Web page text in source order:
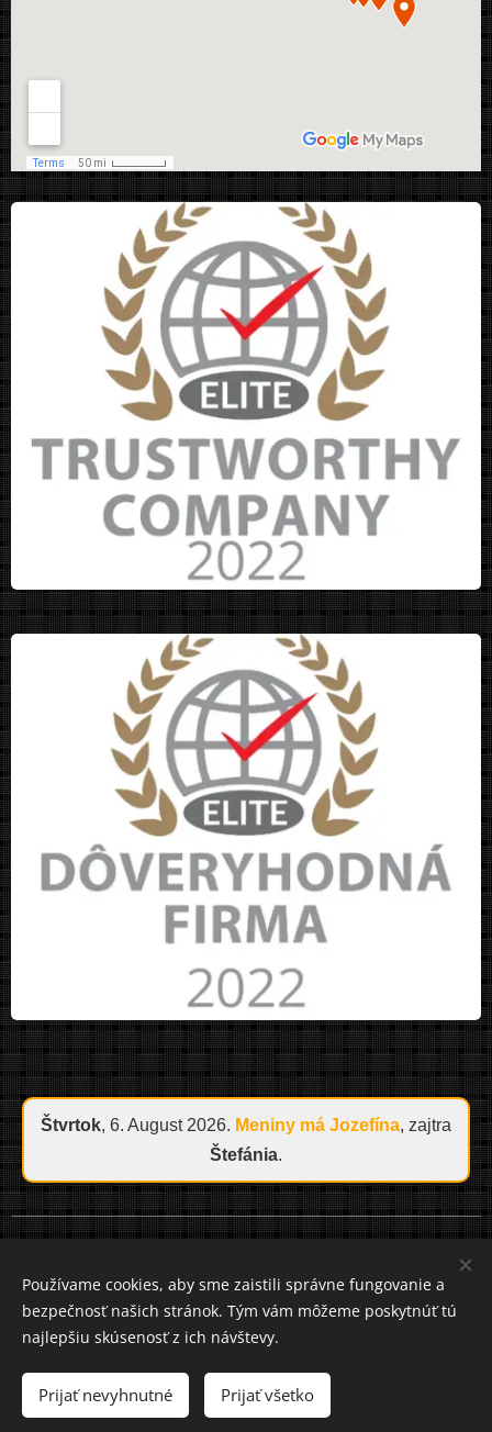
Štvrtok, 6. August 2026. Meniny má Jozefína, zajtra
Štefánia.
Cookies
Jazyky
Čeština
Mena
EUR €
CZK Kč
Používame cookies, aby sme zaistili správne fungovanie a
bezpečnosť našich stránok. Tým vám môžeme poskytnúť tú
najlepšiu skúsenosť z ich návštevy.
Prijať nevyhnutné Prijať všetko